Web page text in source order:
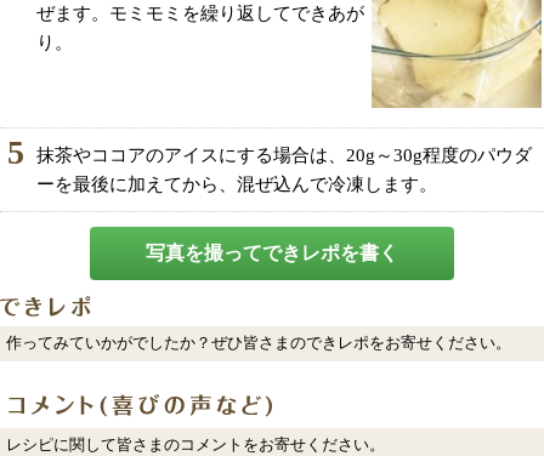
ぜます。モミモミを繰り返してできあが
り。
5
抹茶やココアのアイスにする場合は、20g～30g程度のパウダ
ーを最後に加えてから、混ぜ込んで冷凍します。
写真を撮ってできレポを書く
作ってみていかがでしたか？ぜひ皆さまのできレポをお寄せください。
レシピに関して皆さまのコメントをお寄せください。